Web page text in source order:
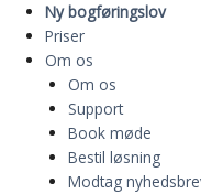
Ny bogføringslov
Priser
Om os
Om os
Support
Book møde
Bestil løsning
Modtag